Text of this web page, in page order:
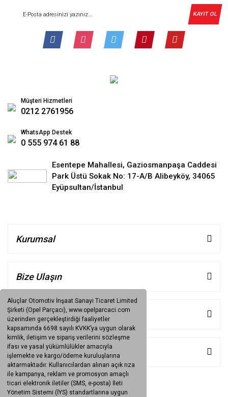
Aluçlar Otomotiv İnşaat Sanayi Ticaret Limited
Şirketi (Opel Parçacı), www.opelparcaci.com
üzerinden gerçekleştirdiği faaliyetler
kapsamında 6698 sayılı KVKK’ya uygun olarak
kimlik, iletişim ve sipariş verilerini sözleşme
ifası ve yasal yükümlülükler amacıyla
işlemekte ve kargo/ödeme kuruluşlarına
aktarmaktadır. Kullanıcılardan alınan açık rıza
ile kampanya, reklam ve promosyon amaçlı
ticari elektronik iletiler (SMS, e-posta) İleti
Yönetim Sistemi (İYS) standartlarına uygun
KAYIT OL
Müşteri Hizmetleri
0212 2761956
WhatsApp Destek
0 555 974 61 88
Esentepe Mahallesi, Gaziosmanpaşa Caddesi
Park Üstü Sokak No: 17-A/B Alibeyköy, 34065
Eyüpsultan/İstanbul
Kurumsal
Bize Ulaşın
Müşteri Hizmetleri
Kategoriler